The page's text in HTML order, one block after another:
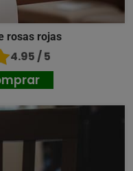
rosas rojas
4.95 / 5